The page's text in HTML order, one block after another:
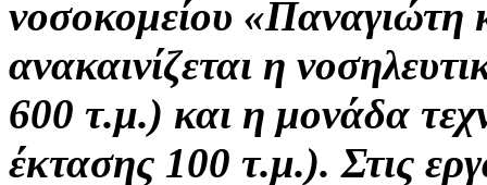
νοσοκομείου «Παναγιώτη
ανακαινίζεται η
600 τ.μ.) και η μονάδα
έκτασης 100 τ.μ.). Στις